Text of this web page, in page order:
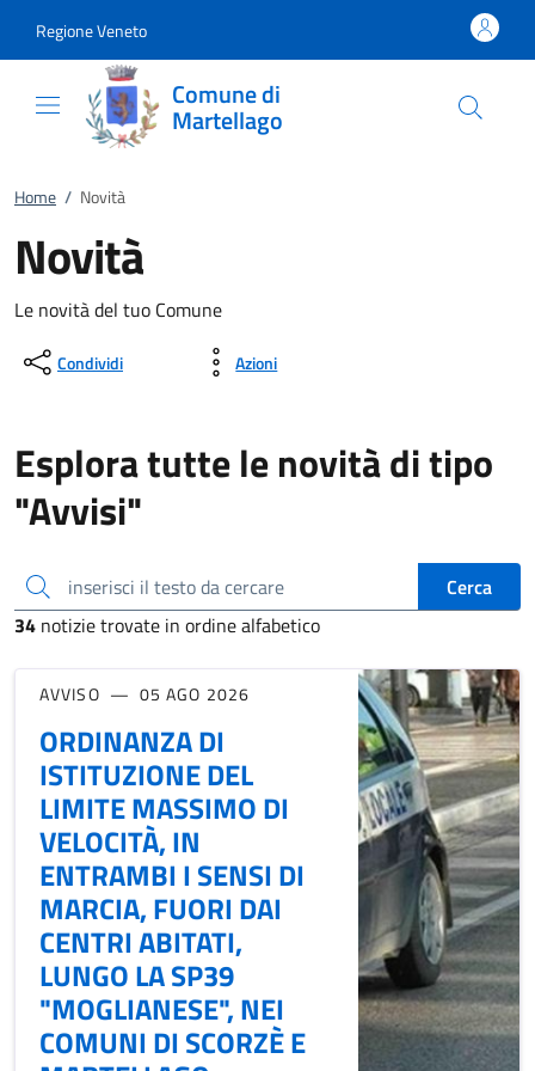
Regione Veneto
Comune di
Martellago
Home / Novità
Novità
Le novità del tuo Comune
Condividi Azioni
Esplora tutte le novità di tipo
"Avvisi"
inserisci il testo da cercare
Cerca
34 notizie trovate in ordine alfabetico
AVVISO 05 AGO 2026
ORDINANZA DI
ISTITUZIONE DEL
LIMITE MASSIMO DI
VELOCITÀ, IN
ENTRAMBI I SENSI DI
MARCIA, FUORI DAI
CENTRI ABITATI,
LUNGO LA SP39
"MOGLIANESE", NEI
COMUNI DI SCORZÈ E